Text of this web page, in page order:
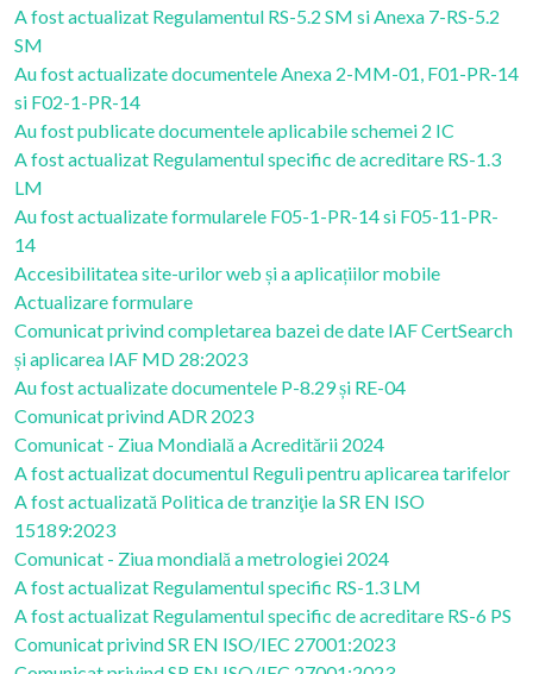
A fost actualizat Regulamentul RS-5.2 SM si Anexa 7-RS-5.2
SM
Au fost actualizate documentele Anexa 2-MM-01, F01-PR-14
si F02-1-PR-14
Au fost publicate documentele aplicabile schemei 2 IC
A fost actualizat Regulamentul specific de acreditare RS-1.3
LM
Au fost actualizate formularele F05-1-PR-14 si F05-11-PR-
14
Accesibilitatea site-urilor web și a aplicațiilor mobile
Actualizare formulare
Comunicat privind completarea bazei de date IAF CertSearch
și aplicarea IAF MD 28:2023
Au fost actualizate documentele P-8.29 și RE-04
Comunicat privind ADR 2023
Comunicat - Ziua Mondială a Acreditării 2024
A fost actualizat documentul Reguli pentru aplicarea tarifelor
A fost actualizată Politica de tranziţie la SR EN ISO
15189:2023
Comunicat - Ziua mondială a metrologiei 2024
A fost actualizat Regulamentul specific RS-1.3 LM
A fost actualizat Regulamentul specific de acreditare RS-6 PS
Comunicat privind SR EN ISO/IEC 27001:2023